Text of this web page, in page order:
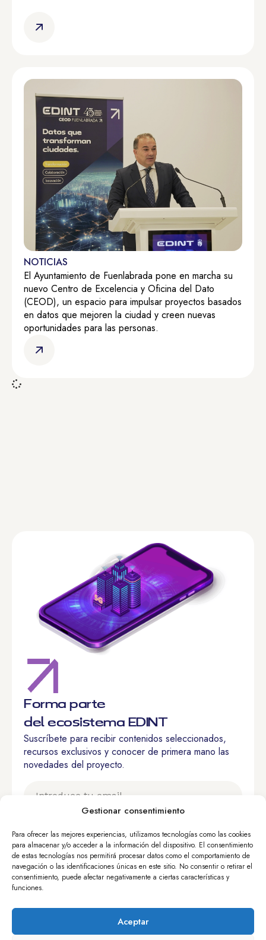
Gestionar consentimiento
Para ofrecer las mejores experiencias, utilizamos tecnologías como las cookies
para almacenar y/o acceder a la información del dispositivo. El consentimiento
de estas tecnologías nos permitirá procesar datos como el comportamiento de
navegación o las identificaciones únicas en este sitio. No consentir o retirar el
consentimiento, puede afectar negativamente a ciertas características y
funciones.
Aceptar
NOTICIAS
El Ayuntamiento de Fuenlabrada pone en marcha su
nuevo Centro de Excelencia y Oficina del Dato
(CEOD), un espacio para impulsar proyectos basados
en datos que mejoren la ciudad y creen nuevas
oportunidades para las personas.
Forma parte
del ecosistema EDINT
Suscríbete para recibir contenidos seleccionados,
recursos exclusivos y conocer de primera mano las
novedades del proyecto.
He leído y acepto el aviso legal y
políticas de
privacidad.
Quiero suscribirme
Calle Nuncio, 8 – 28005 Madrid, España
+34 913 643 700